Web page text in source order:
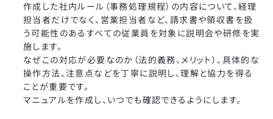
作成した社内ルール（事務処理規程）の内容について、経理
担当者だけでなく、営業担当者など、請求書や領収書を扱
う可能性のあるすべての従業員を対象に説明会や研修を実
施します。
なぜこの対応が必要なのか（法的義務、メリット）、具体的な
操作方法、注意点などを丁寧に説明し、理解と協力を得る
ことが重要です。
マニュアルを作成し、いつでも確認できるようにします。